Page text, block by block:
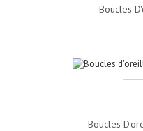
Boucles
Boucles